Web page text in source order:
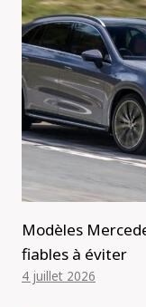
Modèles
fiables à éviter
4 juillet 2026